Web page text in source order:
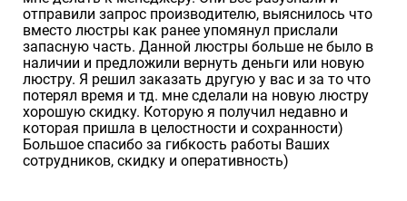
отправили запрос производителю, выяснилось что
вместо люстры как ранее упомянул прислали
запасную часть. Данной люстры больше не было в
наличии и предложили вернуть деньги или новую
люстру. Я решил заказать другую у вас и за то что
потерял время и тд. мне сделали на новую люстру
хорошую скидку. Которую я получил недавно и
которая пришла в целостности и сохранности)
Большое спасибо за гибкость работы Ваших
сотрудников, скидку и оперативность)